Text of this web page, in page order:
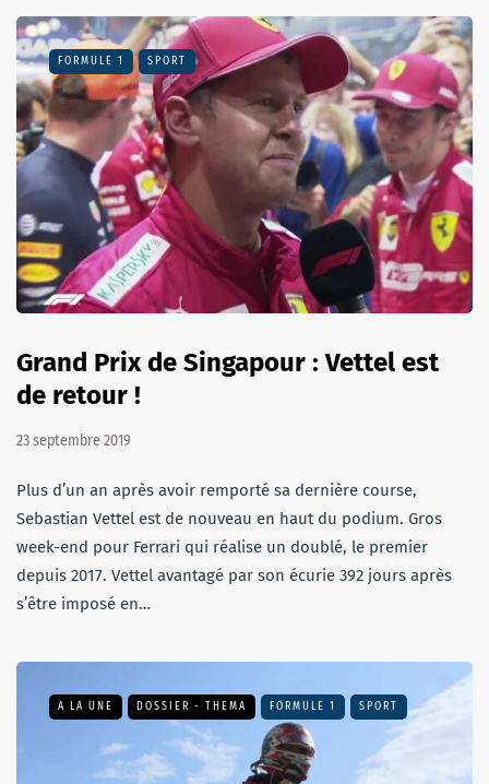
FORMULE 1 SPORT
Grand Prix de Singapour : Vettel est
de retour !
23 septembre 2019
Plus d’un an après avoir remporté sa dernière course,
Sebastian Vettel est de nouveau en haut du podium. Gros
week-end pour Ferrari qui réalise un doublé, le premier
depuis 2017. Vettel avantagé par son écurie 392 jours après
s’être imposé en…
A LA UNE DOSSIER - THEMA FORMULE 1 SPORT